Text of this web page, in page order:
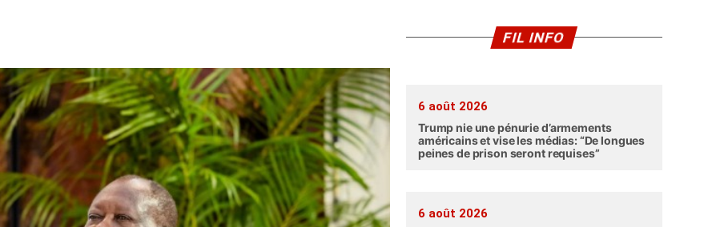
FIL INFO
6 août 2026
Trump nie une pénurie d’armements
américains et vise les médias: “De longues
peines de prison seront requises”
6 août 2026